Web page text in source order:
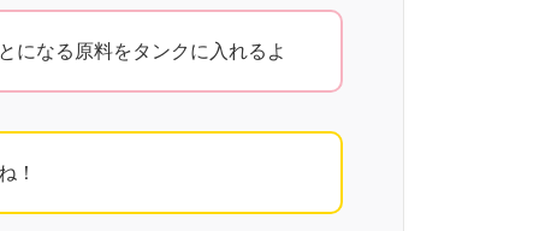
になる原料をタンクに入れるよ
！